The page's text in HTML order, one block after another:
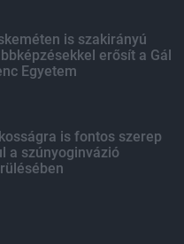
is szakirányú
erősít a Gál
Egyetem
is fontos szerep
a szúnyoginvázió